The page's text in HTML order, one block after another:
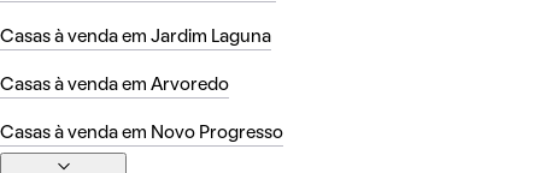
Casas à venda em Jardim Laguna
Casas à venda em Arvoredo
Casas à venda em Novo Progresso